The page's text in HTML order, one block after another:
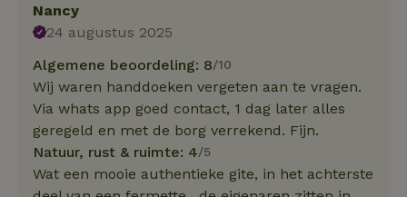
Nancy
24 augustus 2025
Algemene beoordeling: 8/10
Wij waren handdoeken vergeten aan te vragen.
Via whats app goed contact, 1 dag later alles
geregeld en met de borg verrekend. Fijn.
Natuur, rust & ruimte: 4/5
Wat een mooie authentieke gite, in het achterste